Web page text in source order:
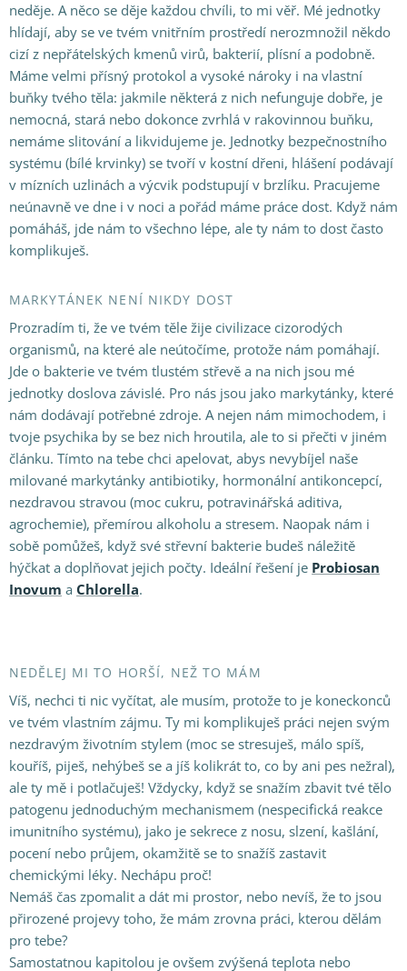
neděje. A něco se děje každou chvíli, to mi věř. Mé jednotky
hlídají, aby se ve tvém vnitřním prostředí nerozmnožil někdo
cizí z nepřátelských kmenů virů, bakterií, plísní a podobně.
Máme velmi přísný protokol a vysoké nároky i na vlastní
buňky tvého těla: jakmile některá z nich nefunguje dobře, je
nemocná, stará nebo dokonce zvrhlá v rakovinnou buňku,
nemáme slitování a likvidujeme je. Jednotky bezpečnostního
systému (bílé krvinky) se tvoří v kostní dřeni, hlášení podávají
v mízních uzlinách a výcvik podstupují v brzlíku. Pracujeme
neúnavně ve dne i v noci a pořád máme práce dost. Když nám
pomáháš, jde nám to všechno lépe, ale ty nám to dost často
komplikuješ.
MARKYTÁNEK NENÍ NIKDY DOST
Prozradím ti, že ve tvém těle žije civilizace cizorodých
organismů, na které ale neútočíme, protože nám pomáhají.
Jde o bakterie ve tvém tlustém střevě a na nich jsou mé
jednotky doslova závislé. Pro nás jsou jako markytánky, které
nám dodávají potřebné zdroje. A nejen nám mimochodem, i
tvoje psychika by se bez nich hroutila, ale to si přečti v jiném
článku. Tímto na tebe chci apelovat, abys nevybíjel naše
milované markytánky antibiotiky, hormonální antikoncepcí,
nezdravou stravou (moc cukru, potravinářská aditiva,
agrochemie), přemírou alkoholu a stresem. Naopak nám i
sobě pomůžeš, když své střevní bakterie budeš náležitě
hýčkat a doplňovat jejich počty. Ideální řešení je Probiosan
Inovum a Chlorella.
NEDĚLEJ MI TO HORŠÍ, NEŽ TO MÁM
Víš, nechci ti nic vyčítat, ale musím, protože to je koneckonců
ve tvém vlastním zájmu. Ty mi komplikuješ práci nejen svým
nezdravým životním stylem (moc se stresuješ, málo spíš,
kouříš, piješ, nehýbeš se a jíš kolikrát to, co by ani pes nežral),
ale ty mě i potlačuješ! Vždycky, když se snažím zbavit tvé tělo
patogenu jednoduchým mechanismem (nespecifická reakce
imunitního systému), jako je sekrece z nosu, slzení, kašlání,
pocení nebo průjem, okamžitě se to snažíš zastavit
chemickými léky. Nechápu proč!
Nemáš čas zpomalit a dát mi prostor, nebo nevíš, že to jsou
přirozené projevy toho, že mám zrovna práci, kterou dělám
pro tebe?
Samostatnou kapitolou je ovšem zvýšená teplota nebo